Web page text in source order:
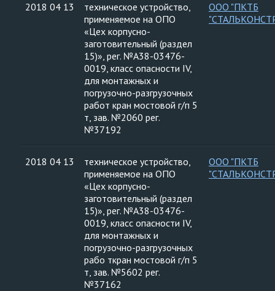
2018 04 13
техническое устройство,
применяемое на ОПО
«Цех корпусно-
заготовительный (раздел
15)», рег. №А38-03476-
0019, класс опасности IV,
для монтажных и
погрузочно-разгрузочных
работ кран мостовой г/п 5
т, зав. №2060 рег.
№37192
ООО "ПКТБ
2018 04 13
техническое устройство,
применяемое на ОПО
«Цех корпусно-
заготовительный (раздел
15)», рег. №А38-03476-
0019, класс опасности IV,
для монтажных и
погрузочно-разгрузочных
рабо ткран мостовой г/п 5
т, зав. №5602 рег.
№37162
ООО "ПКТБ